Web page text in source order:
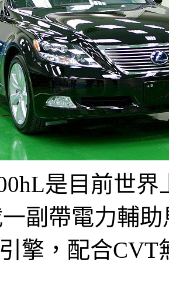
是目前世
副帶電力輔
擎，配合CVT